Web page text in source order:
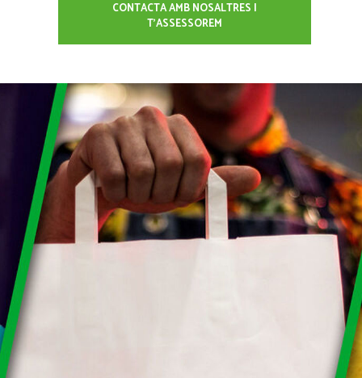
CONTACTA AMB NOSALTRES I
T'ASSESSOREM